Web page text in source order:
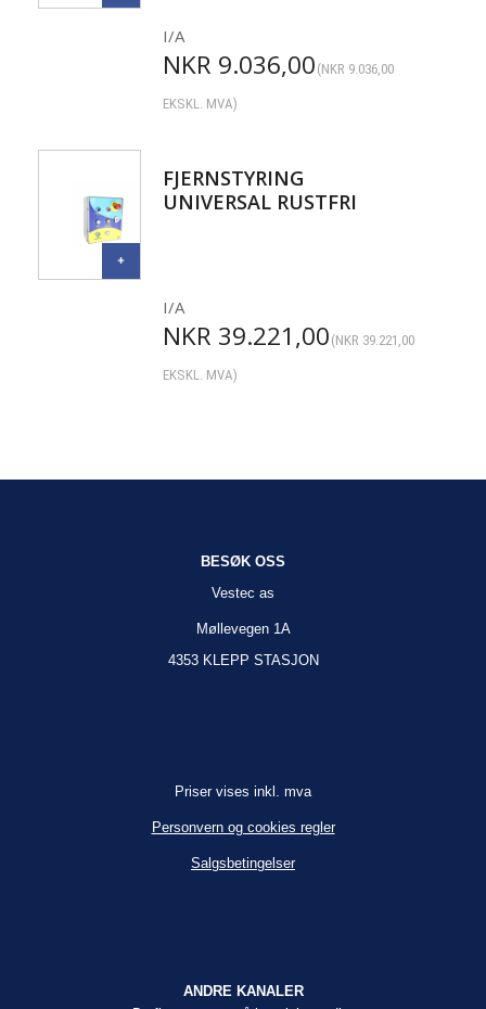
I/A
NKR 9.036,00 (NKR 9.036,00
EKSKL. MVA)
FJERNSTYRING
UNIVERSAL RUSTFRI
I/A
NKR 39.221,00 (NKR 39.221,00
EKSKL. MVA)
BESØK OSS
Vestec as
Møllevegen 1A
4353 KLEPP STASJON
Priser vises inkl. mva
Personvern og cookies regler
Salgsbetingelser
ANDRE KANALER